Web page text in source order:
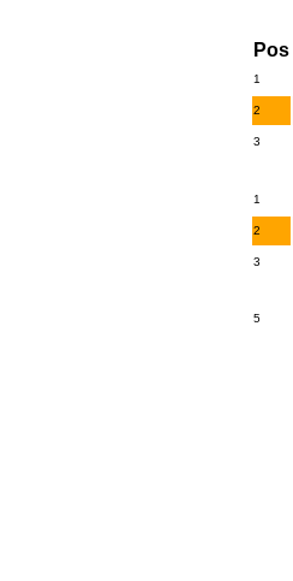
Pos
1
2
3
1
2
3
5